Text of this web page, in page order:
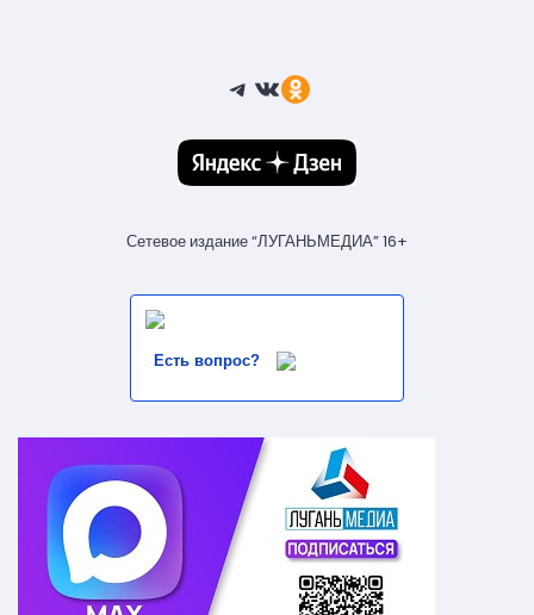
Telegram
ВКонтакте
Ссылка
Сетевое издание “ЛУГАНЬМЕДИА” 16+
Есть вопрос?